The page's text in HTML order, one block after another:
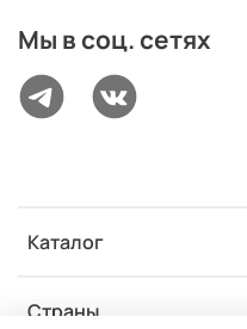
Каталог
Страны
Мы в соц. сетях